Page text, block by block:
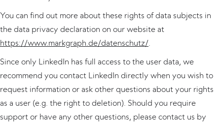
You can find out more about these rights of data subjects in
the data privacy declaration on our website at
https://www.markgraph.de/datenschutz/.
Since only LinkedIn has full access to the user data, we
recommend you contact LinkedIn directly when you wish to
request information or ask other questions about your rights
as a user (e.g. the right to deletion). Should you require
support or have any other questions, please contact us by